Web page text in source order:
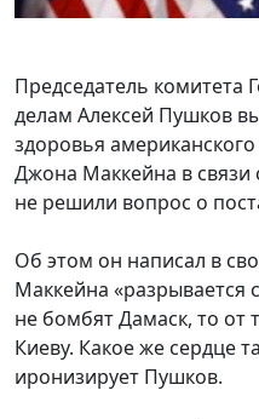
Председатель
делам Алексей Пушков
здоровья
Джона Маккейна в
не решили вопрос о
Об этом он написал в
Маккейна «разрывается
не бомбят Дамаск, то от
Киеву. Какое же сердце
иронизирует Пушков.